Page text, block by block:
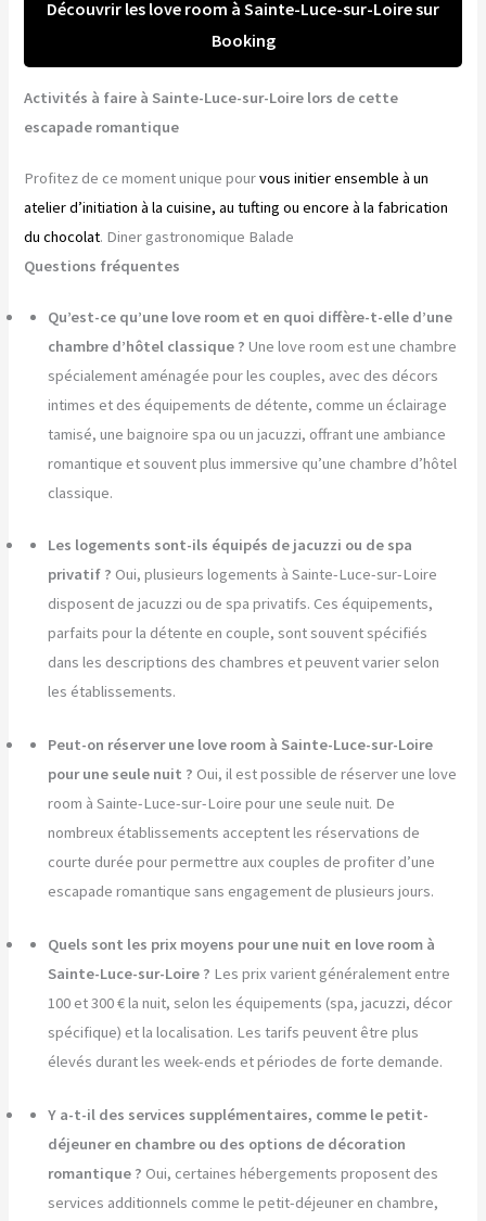
Découvrir les love room à Sainte-Luce-sur-Loire sur
Booking
Activités à faire à Sainte-Luce-sur-Loire lors de cette
escapade romantique
Profitez de ce moment unique pourvous initier ensemble à un
atelier d’initiation à la cuisine, au tufting ou encore à la fabrication
du chocolat. Diner gastronomique Balade
Questions fréquentes
Qu’est-ce qu’une love room et en quoi diffère-t-elle d’une
chambre d’hôtel classique ? Une love room est une chambre
spécialement aménagée pour les couples, avec des décors
intimes et des équipements de détente, comme un éclairage
tamisé, une baignoire spa ou un jacuzzi, offrant une ambiance
romantique et souvent plus immersive qu’une chambre d’hôtel
classique.
Les logements sont-ils équipés de jacuzzi ou de spa
privatif ? Oui, plusieurs logements à Sainte-Luce-sur-Loire
disposent de jacuzzi ou de spa privatifs. Ces équipements,
parfaits pour la détente en couple, sont souvent spécifiés
dans les descriptions des chambres et peuvent varier selon
les établissements.
Peut-on réserver une love room à Sainte-Luce-sur-Loire
pour une seule nuit ? Oui, il est possible de réserver une love
room à Sainte-Luce-sur-Loire pour une seule nuit. De
nombreux établissements acceptent les réservations de
courte durée pour permettre aux couples de profiter d’une
escapade romantique sans engagement de plusieurs jours.
Quels sont les prix moyens pour une nuit en love room à
Sainte-Luce-sur-Loire ? Les prix varient généralement entre
100 et 300 € la nuit, selon les équipements (spa, jacuzzi, décor
spécifique) et la localisation. Les tarifs peuvent être plus
élevés durant les week-ends et périodes de forte demande.
Y a-t-il des services supplémentaires, comme le petit-
déjeuner en chambre ou des options de décoration
romantique ? Oui, certaines hébergements proposent des
services additionnels comme le petit-déjeuner en chambre,